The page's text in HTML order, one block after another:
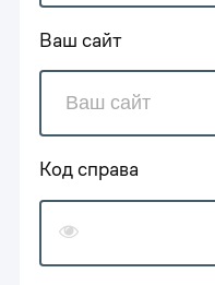
Ваш сайт
Код справа